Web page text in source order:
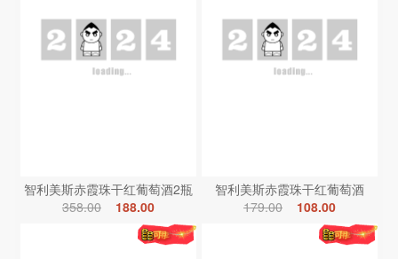
智利美斯赤霞珠干红葡萄酒2瓶
358.00
188.00
智利美斯赤霞珠干红葡萄酒
179.00
108.00